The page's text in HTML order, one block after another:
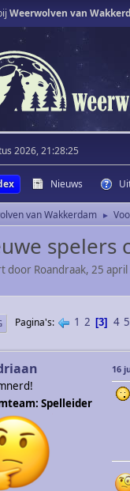
Weerwolven van
2026, 21:28:25
Nieuws
van Wakkerdam ►
spelers
door Roandraak, 25
Pagina's 1 2 3 4 5
Spelleider
16